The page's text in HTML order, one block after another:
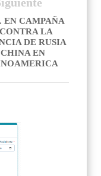
EN CAMPAÑA
LA
DE RUSIA
EN